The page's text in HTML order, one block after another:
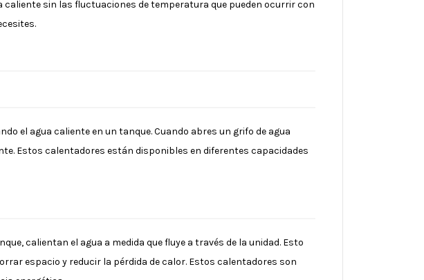
sin las fluctuaciones de temperatura que pueden ocurrir con
el agua caliente en un tanque. Cuando abres un grifo de agua
Estos calentadores están disponibles en diferentes capacidades
calientan el agua a medida que fluye a través de la unidad. Esto
espacio y reducir la pérdida de calor. Estos calentadores son